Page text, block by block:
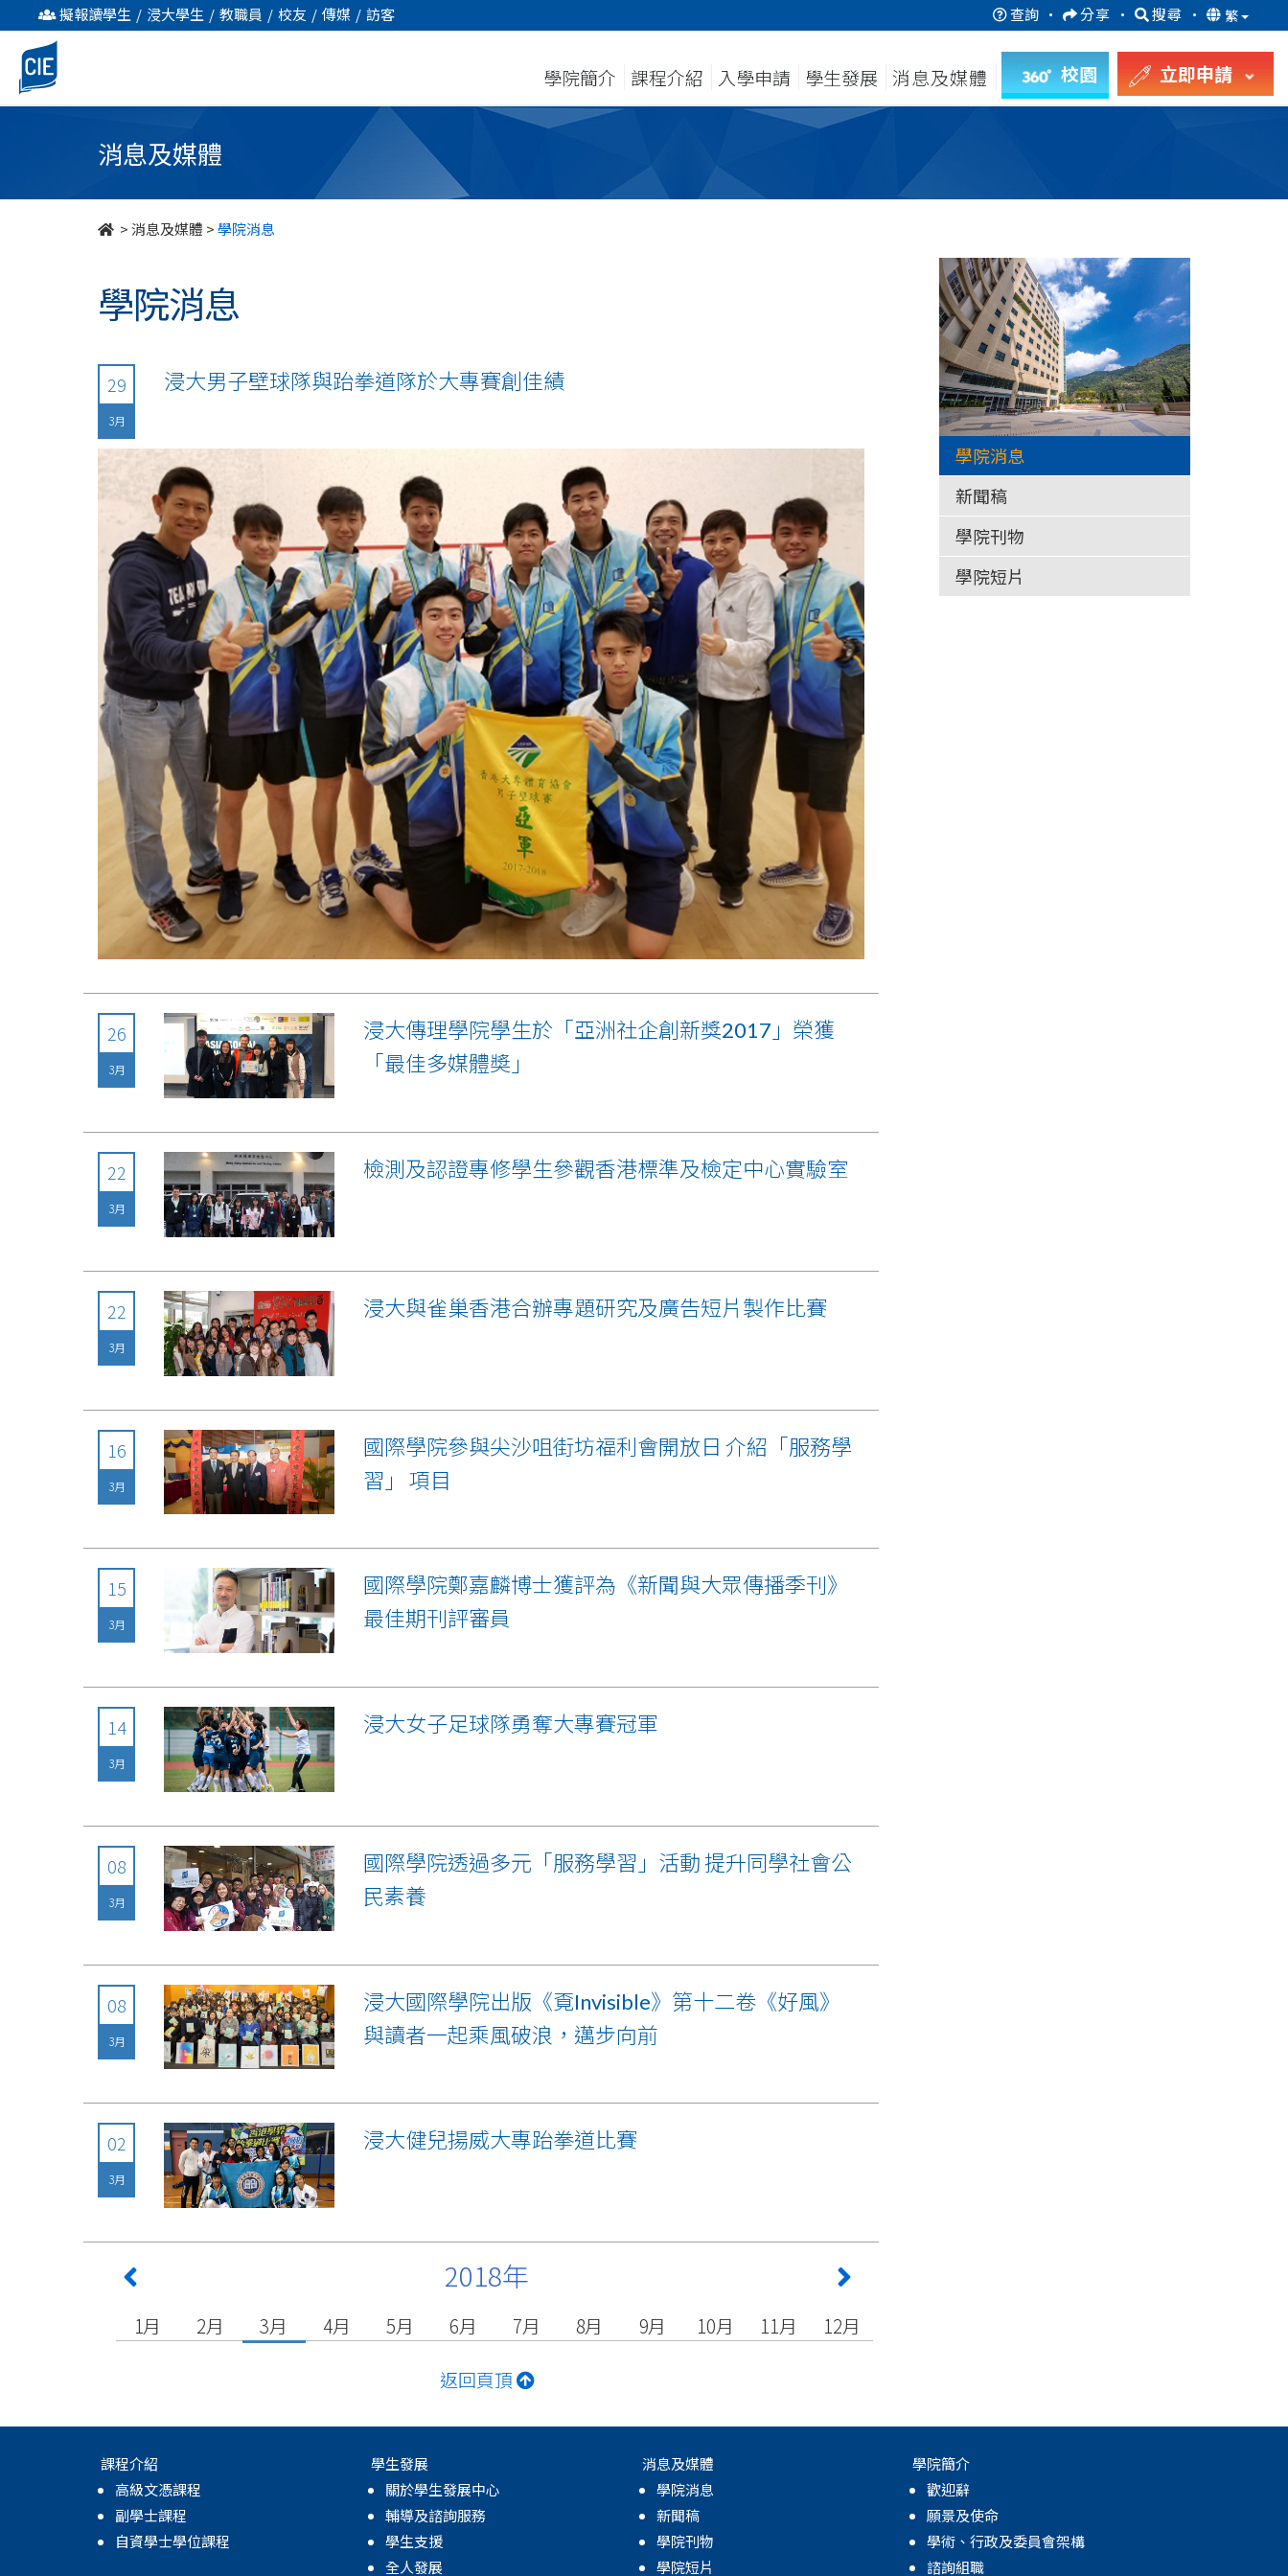
undefined
擬報讀學生 / 浸大學生 / 教職員 / 校友 / 傳媒 / 訪客 查詢 · 分享 · 搜尋 · 繁
學院簡介 課程介紹 入學申請 學生發展 消息及媒體 校園 立即申請
消息及媒體
>消息及媒體 >學院消息
學院消息
29
3月
浸大男子壁球隊與跆拳道隊於大專賽創佳績
26
3月
浸大傳理學院學生於「亞洲社企創新獎2017」榮獲
「最佳多媒體奬」
22
3月
檢測及認證專修學生參觀香港標準及檢定中心實驗室
22
3月
浸大與雀巢香港合辦專題研究及廣告短片製作比賽
16
3月
國際學院參與尖沙咀街坊福利會開放日 介紹「服務學
習」 項目
15
3月
國際學院鄭嘉麟博士獲評為《新聞與大眾傳播季刊》
最佳期刊評審員
14
3月
浸大女子足球隊勇奪大專賽冠軍
08
3月
國際學院透過多元「服務學習」活動 提升同學社會公
民素養
08
3月
浸大國際學院出版《覔Invisible》第十二卷《好風》
與讀者一起乘風破浪，邁步向前
02
3月
浸大健兒揚威大專跆拳道比賽
2018年
1月 2月 3月 4月 5月 6月 7月 8月 9月 10月 11月 12月
返回頁頂
學院消息
新聞稿
學院刊物
學院短片
課程介紹
高級文憑課程
副學士課程
自資學士學位課程
學生發展
關於學生發展中心
輔導及諮詢服務
學生支援
全人發展
消息及媒體
學院消息
新聞稿
學院刊物
學院短片
學院簡介
歡迎辭
願景及使命
學術、行政及委員會架構
諮詢組職